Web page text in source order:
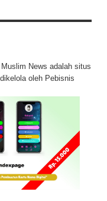
News adalah situs
oleh Pebisnis